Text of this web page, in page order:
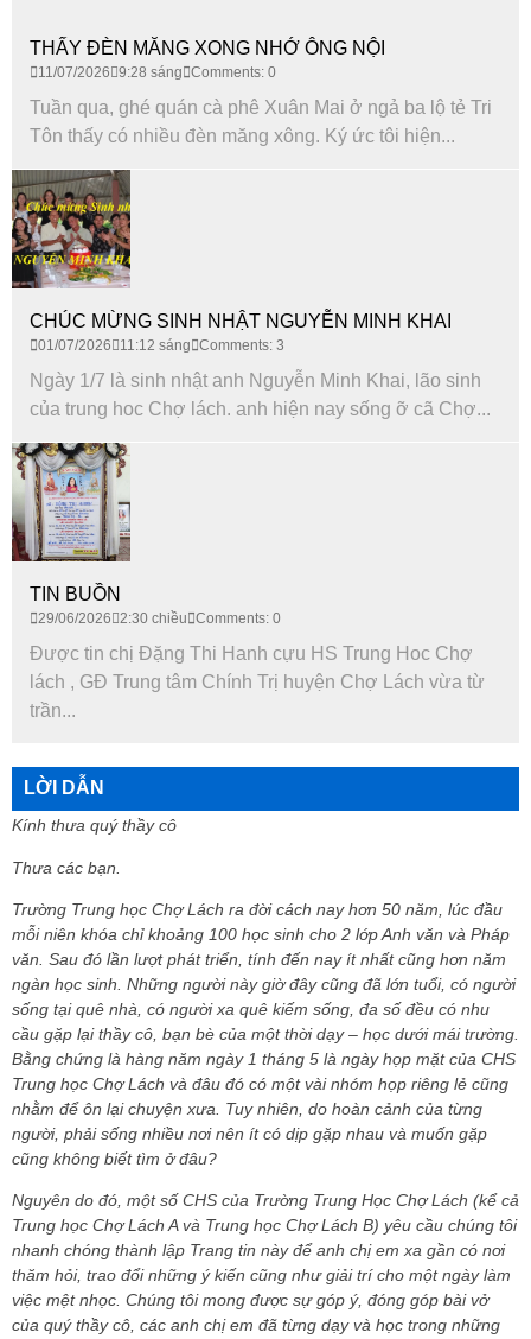
THẤY ĐÈN MĂNG XONG NHỚ ÔNG NỘI
11/07/2026 9:28 sáng Comments: 0
Tuần qua, ghé quán cà phê Xuân Mai ở ngả ba lộ tẻ Tri
Tôn thấy có nhiều đèn măng xông. Ký ức tôi hiện...
CHÚC MỪNG SINH NHẬT NGUYỄN MINH KHAI
01/07/2026 11:12 sáng Comments: 3
Ngày 1/7 là sinh nhật anh Nguyễn Minh Khai, lão sinh
của trung hoc Chợ lách. anh hiện nay sống ỡ cã Chợ...
TIN BUỒN
29/06/2026 2:30 chiều Comments: 0
Được tin chị Đặng Thi Hanh cựu HS Trung Hoc Chợ
lách , GĐ Trung tâm Chính Trị huyện Chợ Lách vừa từ
trần...
LỜI DẪN
Kính thưa quý thầy cô
Thưa các bạn.
Trường Trung học Chợ Lách ra đời cách nay hơn 50 năm, lúc đầu
mỗi niên khóa chỉ khoảng 100 học sinh cho 2 lớp Anh văn và Pháp
văn. Sau đó lần lượt phát triển, tính đến nay ít nhất cũng hơn năm
ngàn học sinh. Những người này giờ đây cũng đã lớn tuổi, có người
sống tại quê nhà, có người xa quê kiếm sống, đa số đều có nhu
cầu gặp lại thầy cô, bạn bè của một thời dạy – học dưới mái trường.
Bằng chứng là hàng năm ngày 1 tháng 5 là ngày họp mặt của CHS
Trung học Chợ Lách và đâu đó có một vài nhóm họp riêng lẻ cũng
nhằm để ôn lại chuyện xưa. Tuy nhiên, do hoàn cảnh của từng
người, phải sống nhiều nơi nên ít có dịp gặp nhau và muốn gặp
cũng không biết tìm ở đâu?
Nguyên do đó, một số CHS của Trường Trung Học Chợ Lách (kể cả
Trung học Chợ Lách A và Trung học Chợ Lách B) yêu cầu chúng tôi
nhanh chóng thành lập Trang tin này để anh chị em xa gần có nơi
thăm hỏi, trao đổi những ý kiến cũng như giải trí cho một ngày làm
việc mệt nhọc. Chúng tôi mong được sự góp ý, đóng góp bài vở
của quý thầy cô, các anh chị em đã từng dạy và học trong những